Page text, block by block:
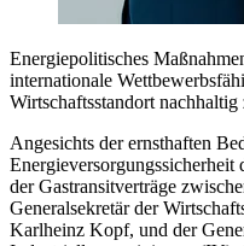
Energiepolitisches
internationale
Wirtschaftsstandort nachhaltig
Angesichts der ernsthaften
Energieversorgungssicherheit
der Gastransitverträge
Generalsekretär der
Karlheinz Kopf, und der